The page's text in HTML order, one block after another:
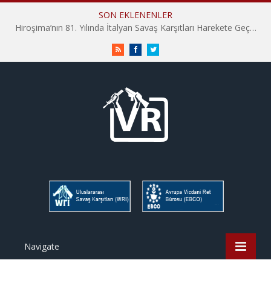
SON EKLENENLER
Hiroşima’nın 81. Yılında İtalyan Savaş Karşıtları Harekete Geçti: “Hatırlamak yeterli değil”
RSS FacebookTwitter
Navigate